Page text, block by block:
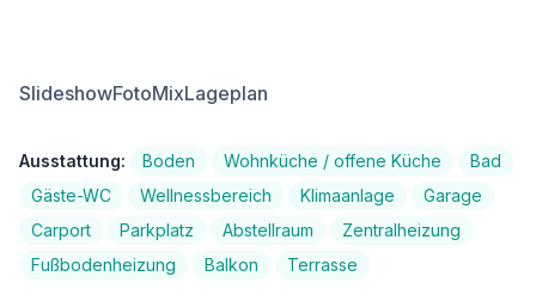
SlideshowFotoMixLageplan
Ausstattung: Boden Wohnküche / offene Küche
Bad
Gäste-WC
Wellnessbereich Klimaanlage
Garage
Carport
Parkplatz Abstellraum
Zentralheizung
Fußbodenheizung
Balkon Terrasse